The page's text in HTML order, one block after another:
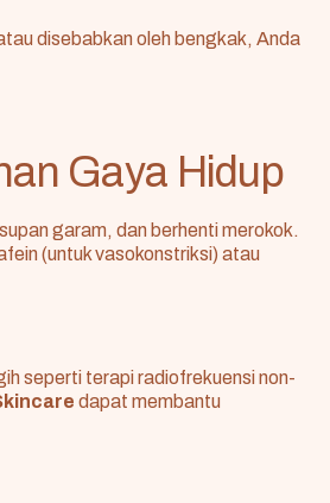
disebabkan oleh bengkak, Anda
Gaya Hidup
garam, dan berhenti merokok.
(untuk vasokonstriksi) atau
seperti terapi radiofrekuensi non-
dapat membantu